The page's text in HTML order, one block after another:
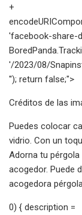
+
'facebook-share-
'/2023/08/
''); return false;">
Créditos de las
Puedes colocar
vidrio. Con un
Adorna tu
acogedor. Puede
acogedora
0) { description =